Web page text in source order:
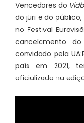
Vencedores do
do júri e do
no Festival
cancelamento
convidado pela
país em 2021,
oficializado na